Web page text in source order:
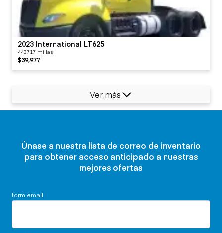
2023 International LT625
443717 millas
$39,977
Ver más
Únase a nuestra lista de correo de inventario
para obtener acceso anticipado a nuestras
mejores ofertas
form.email